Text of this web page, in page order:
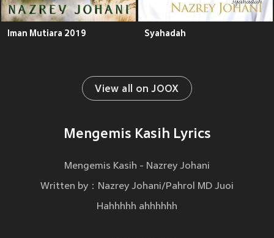
Iman Mutiara 2019 Syahadah
View all on JOOX
Mengemis Kasih Lyrics
Mengemis Kasih - Nazrey Johani
Written by：Nazrey Johani/Pahrol MD Juoi
Hahhhhh ahhhhhh